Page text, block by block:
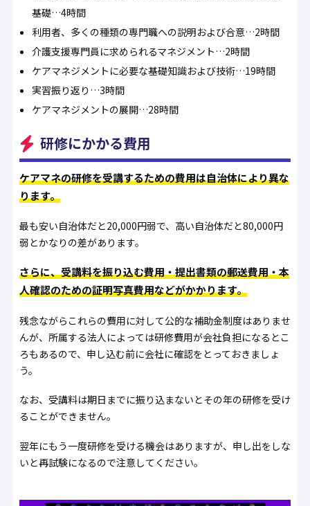
基礎…4時間
利用者、多くの種類の専門職への説明および合意…2時間
介護支援専門員に求められるマネジメント…2時間
ケアマネジメントに必要な基礎知識および技術…19時間
実習振り返り…3時間
ケアマネジメントの展開…28時間
研修にかかる費用
ケアマネの研修を受講するための費用は自治体により異な
ります。
最も安い自治体だと20,000円弱で、高い自治体だと80,000円
弱とかなりの差があります。
さらに、受講料を振り込む費用・提出書類の郵送費用・本
人確認のための証明写真費用などがかかります。
残念ながらこれらの費用に対して公的な補助金制度はありませ
んが、所属する法人によっては研修費用が会社負担になるとこ
ろもあるので、申し込む前に会社に確認をとっておきましょ
う。
なお、受講料は期日までに振り込まないとその年の研修を受け
ることができません。
翌年にもう一度研修を受ける機会はありますが、申し出をしな
いと再試験になるので注意してください。